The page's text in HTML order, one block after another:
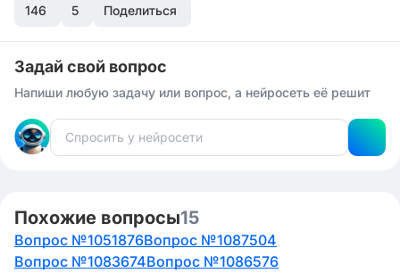
146 5 Поделиться
Задай свой вопрос
Напиши любую задачу или вопрос, а нейросеть её решит
Похожие вопросы15
Вопрос №1051876Вопрос №1087504
Вопрос №1083674Вопрос №1086576